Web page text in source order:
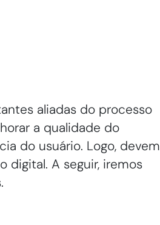
aliadas do processo
a qualidade do
do usuário. Logo, devem
digital. A seguir, iremos